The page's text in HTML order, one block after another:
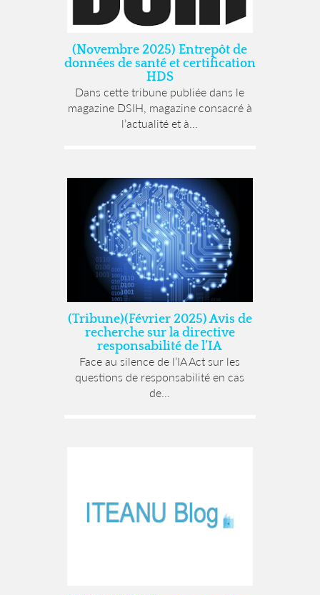
(Novembre 2025) Entrepôt de
données de santé et certification
HDS
Dans cette tribune publiée dans le
magazine DSIH, magazine consacré à
l’actualité et à...
(Tribune)(Février 2025) Avis de
recherche sur la directive
responsabilité de l’IA
Face au silence de l’IA Act sur les
questions de responsabilité en cas
de...